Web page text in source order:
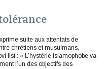
suite aux attentats de
chrétiens et musulmans,
list : « L’hystérie islamophobe va
l’un des objectifs des